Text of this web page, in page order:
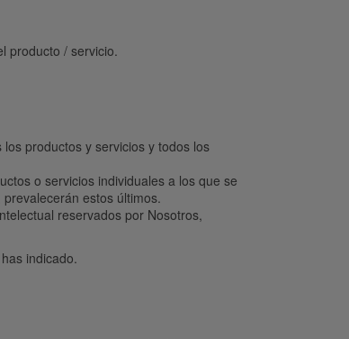
producto / servicio.
productos y servicios y todos los
o servicios individuales a los que se
estos últimos.
reservados por Nosotros,
indicado.